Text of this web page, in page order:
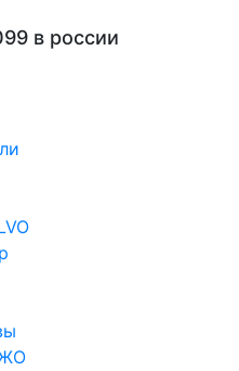
в россии